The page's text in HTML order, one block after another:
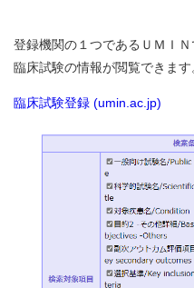
登録機関の１つであるＵＭＩ
臨床試験の情報が閲覧できます
臨床試験登録 (umin.ac.jp)